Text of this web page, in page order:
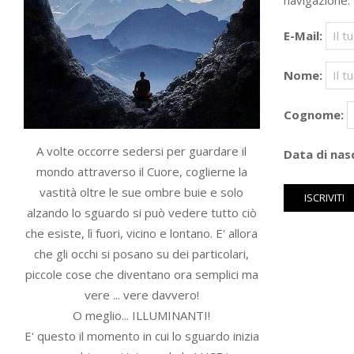
A volte occorre sedersi per guardare il
mondo attraverso il Cuore, coglierne la
vastità oltre le sue ombre buie e solo
alzando lo sguardo si può vedere tutto ciò
che esiste, lì fuori, vicino e lontano. E' allora
che gli occhi si posano su dei particolari,
piccole cose che diventano ora semplici ma
vere ... vere davvero!
O meglio... ILLUMINANTI!
E' questo il momento in cui lo sguardo inizia
E-Mail:
Nome:
Cognome:
Data di